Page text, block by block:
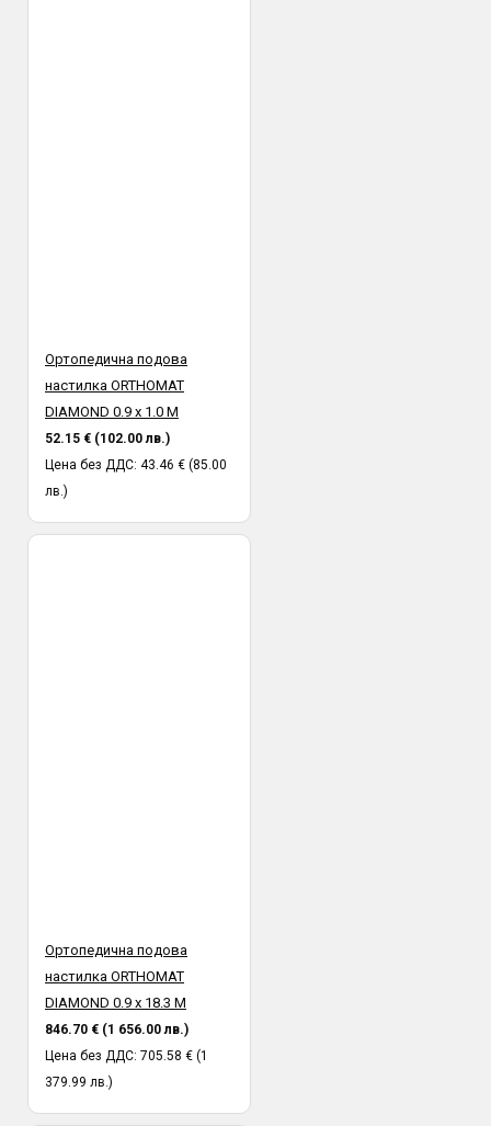
Ортопедична подова
настилка ORTHOMAT
DIAMOND 0.9 х 1.0 М
52.15 € (102.00 лв.)
Цена без ДДС: 43.46 € (85.00
лв.)
Ортопедична подова
настилка ORTHOMAT
DIAMOND 0.9 х 18.3 М
846.70 € (1 656.00 лв.)
Цена без ДДС: 705.58 € (1
379.99 лв.)